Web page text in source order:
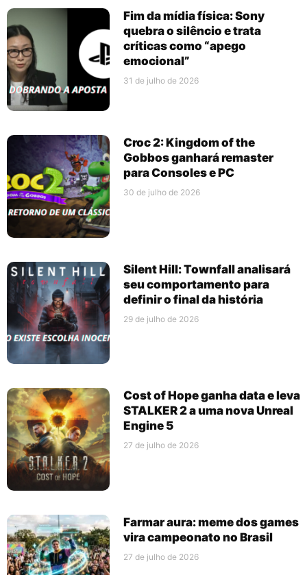
Fim da mídia física: Sony
quebra o silêncio e trata
críticas como “apego
emocional”
31 de julho de 2026
Croc 2: Kingdom of the
Gobbos ganhará remaster
para Consoles e PC
30 de julho de 2026
Silent Hill: Townfall analisará
seu comportamento para
definir o final da história
29 de julho de 2026
Cost of Hope ganha data e leva
STALKER 2 a uma nova Unreal
Engine 5
27 de julho de 2026
Farmar aura: meme dos games
vira campeonato no Brasil
27 de julho de 2026